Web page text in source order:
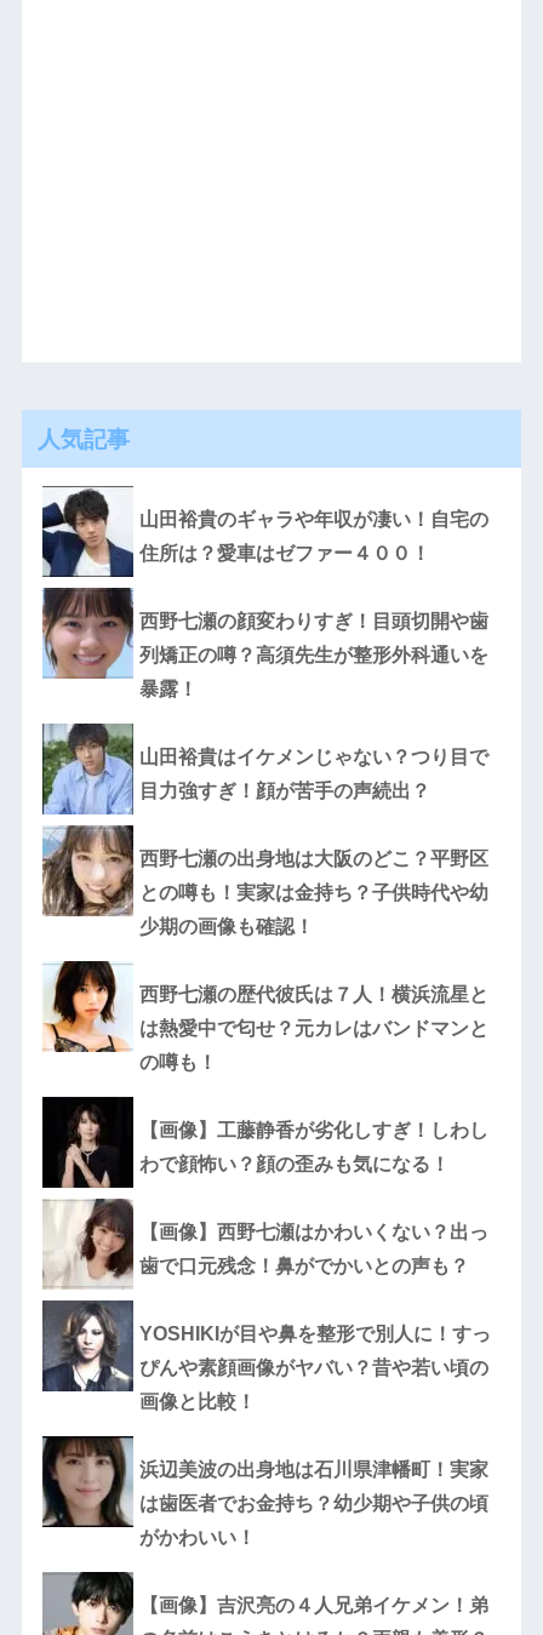
人気記事
山田裕貴のギャラや年収が凄い！自宅の
住所は？愛車はゼファー４００！
西野七瀬の顔変わりすぎ！目頭切開や歯
列矯正の噂？高須先生が整形外科通いを
暴露！
山田裕貴はイケメンじゃない？つり目で
目力強すぎ！顔が苦手の声続出？
西野七瀬の出身地は大阪のどこ？平野区
との噂も！実家は金持ち？子供時代や幼
少期の画像も確認！
西野七瀬の歴代彼氏は７人！横浜流星と
は熱愛中で匂せ？元カレはバンドマンと
の噂も！
【画像】工藤静香が劣化しすぎ！しわし
わで顔怖い？顔の歪みも気になる！
【画像】西野七瀬はかわいくない？出っ
歯で口元残念！鼻がでかいとの声も？
YOSHIKIが目や鼻を整形で別人に！すっ
ぴんや素顔画像がヤバい？昔や若い頃の
画像と比較！
浜辺美波の出身地は石川県津幡町！実家
は歯医者でお金持ち？幼少期や子供の頃
がかわいい！
【画像】吉沢亮の４人兄弟イケメン！弟